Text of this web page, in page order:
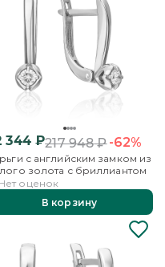
344₽217 948₽-62%
с английским замком из
золота с бриллиантом
Нет оценок
В корзину